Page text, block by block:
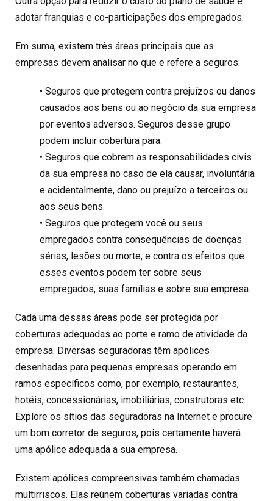
adotar franquias e co-participações dos empregados.
Em suma, existem três áreas principais que as
empresas devem analisar no que e refere a seguros:
• Seguros que protegem contra prejuízos ou danos
causados aos bens ou ao negócio da sua empresa
por eventos adversos. Seguros desse grupo
podem incluir cobertura para:
• Seguros que cobrem as responsabilidades civis
da sua empresa no caso de ela causar, involuntária
e acidentalmente, dano ou prejuízo a terceiros ou
aos seus bens.
• Seguros que protegem você ou seus
empregados contra conseqüências de doenças
sérias, lesões ou morte, e contra os efeitos que
esses eventos podem ter sobre seus
empregados, suas famílias e sobre sua empresa.
Cada uma dessas áreas pode ser protegida por
coberturas adequadas ao porte e ramo de atividade da
empresa. Diversas seguradoras têm apólices
desenhadas para pequenas empresas operando em
ramos específicos como, por exemplo, restaurantes,
hotéis, concessionárias, imobiliárias, construtoras etc.
Explore os sítios das seguradoras na Internet e procure
um bom corretor de seguros, pois certamente haverá
uma apólice adequada a sua empresa.
Existem apólices compreensivas também chamadas
multirriscos. Elas reúnem coberturas variadas contra